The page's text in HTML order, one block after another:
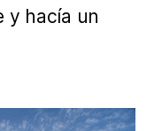
y hacía un